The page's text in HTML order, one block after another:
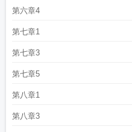
第六章4
第七章1
第七章3
第七章5
第八章1
第八章3